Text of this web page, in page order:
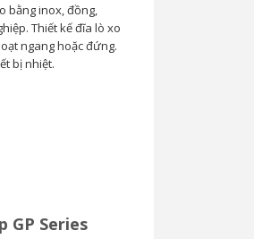
bằng inox, đồng,
Thiết kế đĩa lò xo
ngang hoặc đứng.
bị nhiệt.
GP Series